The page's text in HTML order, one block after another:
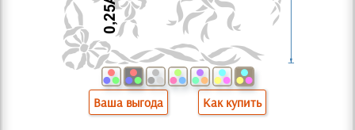
Ваша выгода Как купить